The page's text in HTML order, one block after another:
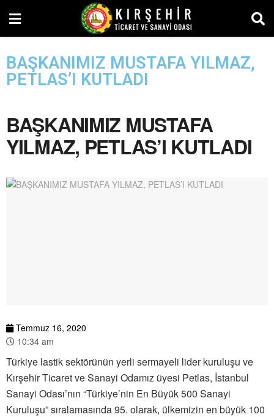
BAŞKANIMIZ MUSTAFA YILMAZ,
PETLAS’I KUTLADI
BAŞKANIMIZ MUSTAFA
YILMAZ, PETLAS’I KUTLADI
Temmuz 16, 2020
10:34 am
Türkiye lastik sektörünün yerli sermayeli lider kuruluşu ve
Kırşehir Ticaret ve Sanayi Odamız üyesi Petlas, İstanbul
Sanayi Odası’nın “Türkiye’nin En Büyük 500 Sanayi
Kuruluşu” sıralamasında 95. olarak, ülkemizin en büyük 100